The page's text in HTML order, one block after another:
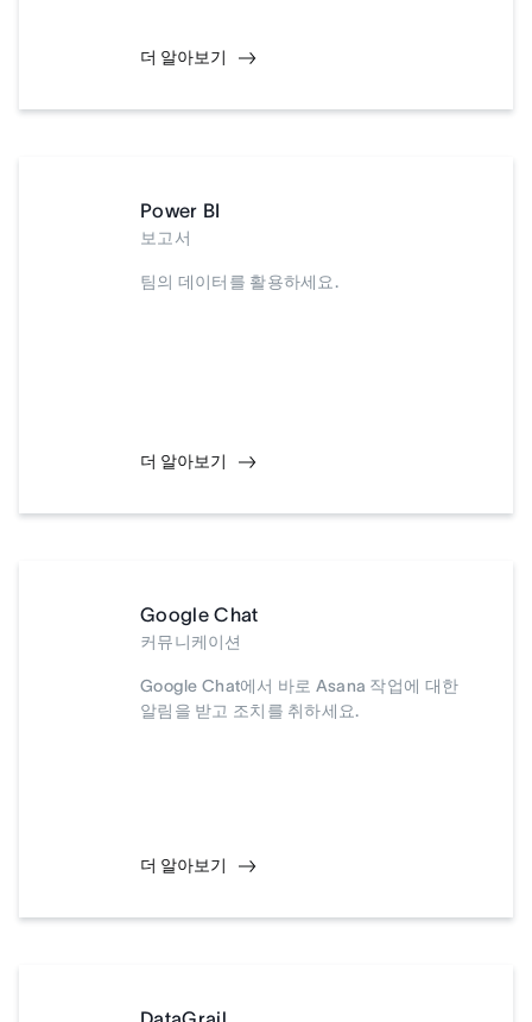
더 알아보기
Power BI
보고서
팀의 데이터를 활용하세요.
더 알아보기
Google Chat
커뮤니케이션
Google Chat에서 바로 Asana 작업에 대한
알림을 받고 조치를 취하세요.
더 알아보기